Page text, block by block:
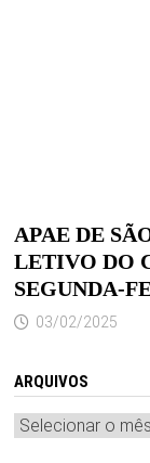
APAE DE
LETIVO DO
SEGUNDA-
03/02/2025
ARQUIVOS
Arquivos